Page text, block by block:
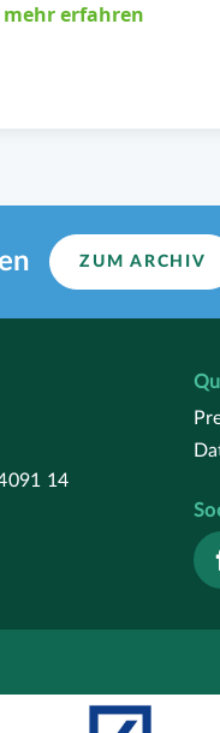
mehr erfahren
ZUM ARCHIV
14